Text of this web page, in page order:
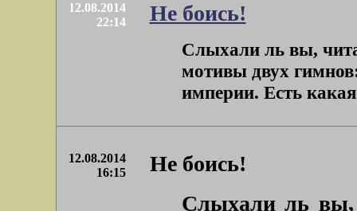
12.08.2014
22:14
Не боись!
Слыхали ль вы,
мотивы двух
империи. Есть
12.08.2014
16:15
Не боись!
Слыхали ль вы,